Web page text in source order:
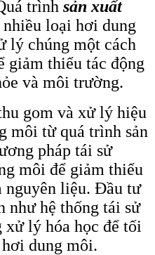
trình sản xuất
loại hơi dung
lý chúng một cách
giảm thiểu tác động
và môi trường.
gom và xử lý hiệu
môi từ quá trình sản
pháp tái sử
môi để giảm thiểu
liệu. Đầu tư
như hệ thống tái sử
xử lý hóa học để tối
dung môi.